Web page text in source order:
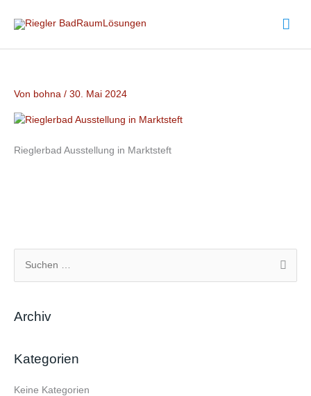
Inhalt
Von bohna / 30. Mai 2024
Rieglerbad Ausstellung in Marktsteft
n
Archiv
Kategorien
Keine Kategorien